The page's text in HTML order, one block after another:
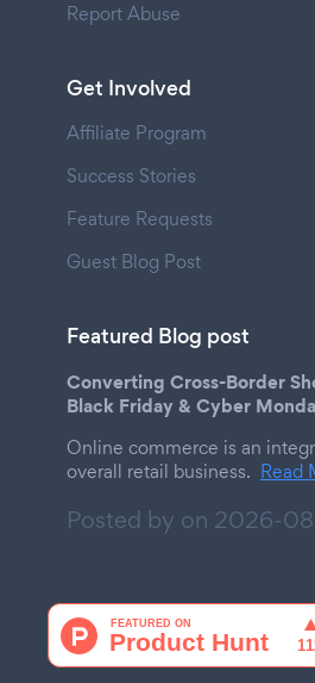
Report Abuse
Get Involved
Affiliate Program
Success Stories
Feature Requests
Guest Blog Post
Featured Blog post
Converting Cross-Border
Black Friday & Cyber
Online commerce is an
overall retail business. Read
Posted by on 2026-